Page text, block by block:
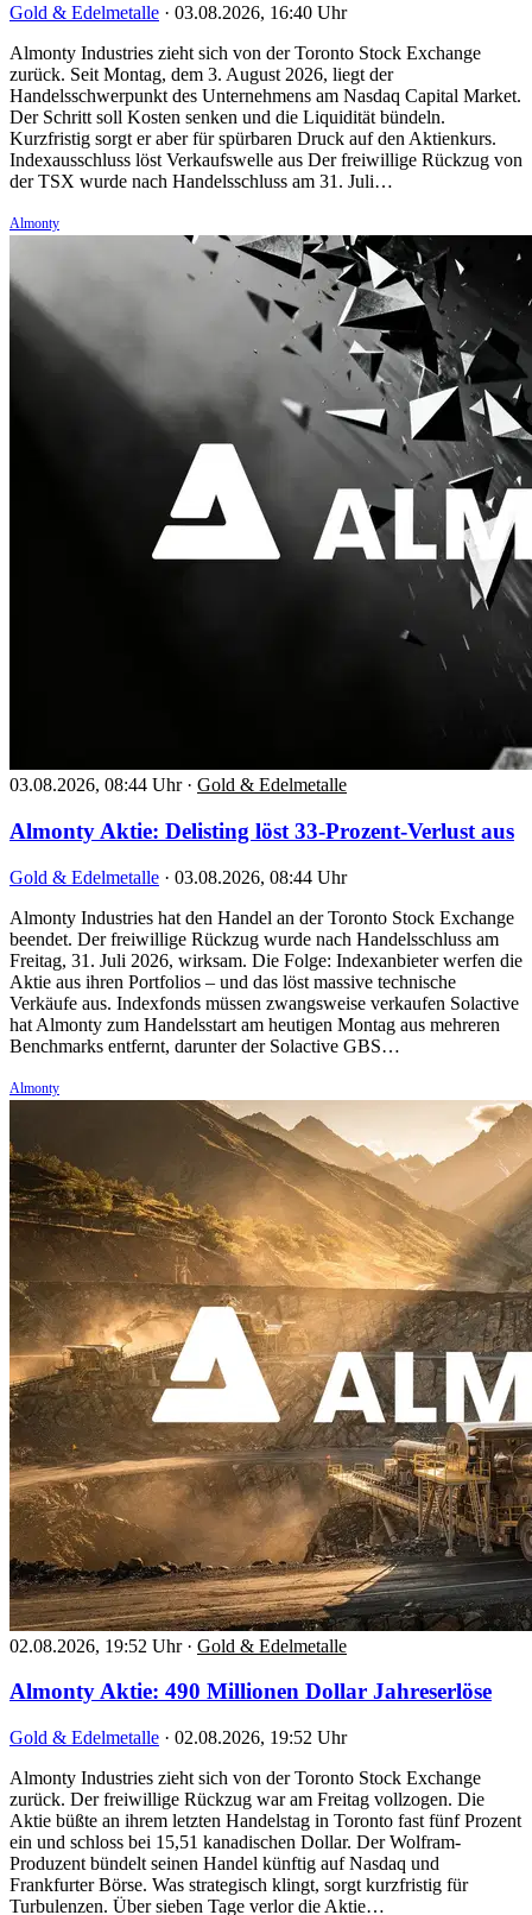
Gold & Edelmetalle · 03.08.2026, 16:40 Uhr
Almonty Industries zieht sich von der Toronto Stock Exchange
zurück. Seit Montag, dem 3. August 2026, liegt der
Handelsschwerpunkt des Unternehmens am Nasdaq Capital Market.
Der Schritt soll Kosten senken und die Liquidität bündeln.
Kurzfristig sorgt er aber für spürbaren Druck auf den Aktienkurs.
Indexausschluss löst Verkaufswelle aus Der freiwillige Rückzug von
der TSX wurde nach Handelsschluss am 31. Juli…
Almonty
03.08.2026, 08:44 Uhr · Gold & Edelmetalle
Almonty Aktie: Delisting löst 33-Prozent-Verlust aus
Gold & Edelmetalle · 03.08.2026, 08:44 Uhr
Almonty Industries hat den Handel an der Toronto Stock Exchange
beendet. Der freiwillige Rückzug wurde nach Handelsschluss am
Freitag, 31. Juli 2026, wirksam. Die Folge: Indexanbieter werfen die
Aktie aus ihren Portfolios – und das löst massive technische
Verkäufe aus. Indexfonds müssen zwangsweise verkaufen Solactive
hat Almonty zum Handelsstart am heutigen Montag aus mehreren
Benchmarks entfernt, darunter der Solactive GBS…
Almonty
02.08.2026, 19:52 Uhr · Gold & Edelmetalle
Almonty Aktie: 490 Millionen Dollar Jahreserlöse
Gold & Edelmetalle · 02.08.2026, 19:52 Uhr
Almonty Industries zieht sich von der Toronto Stock Exchange
zurück. Der freiwillige Rückzug war am Freitag vollzogen. Die
Aktie büßte an ihrem letzten Handelstag in Toronto fast fünf Prozent
ein und schloss bei 15,51 kanadischen Dollar. Der Wolfram-
Produzent bündelt seinen Handel künftig auf Nasdaq und
Frankfurter Börse. Was strategisch klingt, sorgt kurzfristig für
Turbulenzen. Über sieben Tage verlor die Aktie…